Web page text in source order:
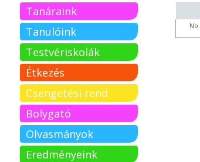
Tanárjelölteknek
Tanáraink
Tanulóink
Testvériskolák
Étkezés
Csengetési rend
Bolygató
Olvasmányok
Eredményeink